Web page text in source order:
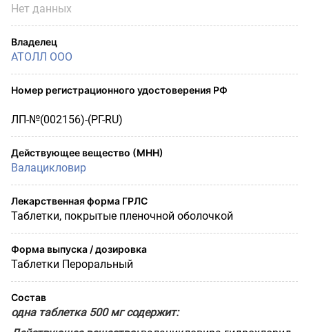
Нет данных
Владелец
АТОЛЛ ООО
Номер регистрационного удостоверения РФ
ЛП-№(002156)-(РГ-RU)
Действующее вещество (МНН)
Валацикловир
Лекарственная форма ГРЛС
Таблетки, покрытые пленочной оболочкой
Форма выпуска / дозировка
Таблетки Пероральный
Состав
одна таблетка 500 мг содержит: